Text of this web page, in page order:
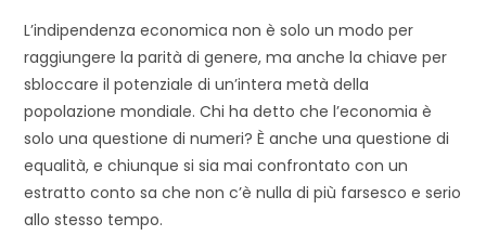
L’indipendenza economica non è solo un modo per
raggiungere la parità di genere, ma anche la chiave per
sbloccare il potenziale di un’intera metà della
popolazione mondiale. Chi ha detto che l’economia è
solo una questione di numeri? È anche una questione di
equalità, e chiunque si sia mai confrontato con un
estratto conto sa che non c’è nulla di più farsesco e serio
allo stesso tempo.